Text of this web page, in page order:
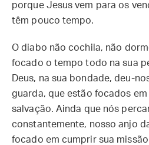
porque Jesus vem para os
têm pouco tempo.
O diabo não cochila, não
focado o tempo todo na sua
Deus, na sua bondade, deu-
guarda, que estão focados
salvação. Ainda que nós
constantemente, nosso anjo
focado em cumprir sua